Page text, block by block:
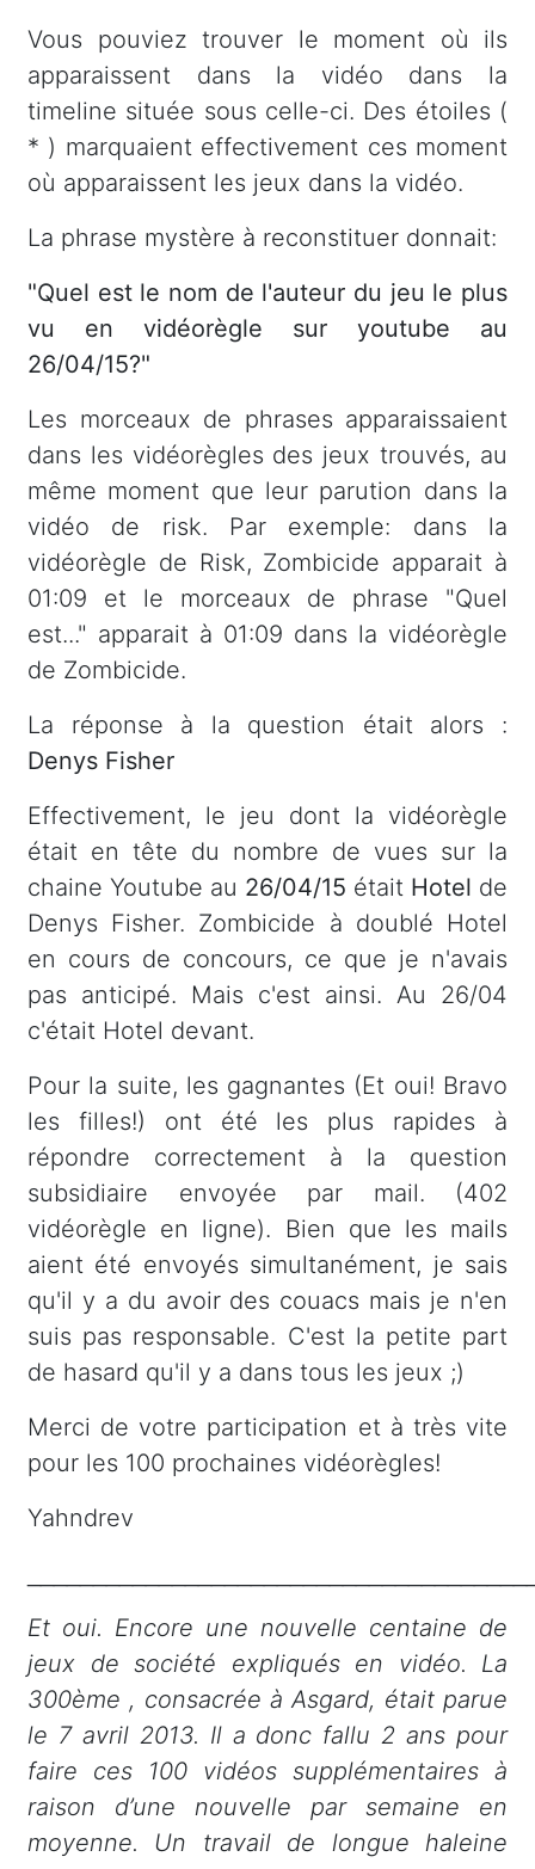
Vous pouviez trouver le moment où ils
apparaissent dans la vidéo dans la
timeline située sous celle-ci. Des étoiles (
* ) marquaient effectivement ces moment
où apparaissent les jeux dans la vidéo.
La phrase mystère à reconstituer donnait:
"Quel est le nom de l'auteur du jeu le plus
vu en vidéorègle sur youtube au
26/04/15?"
Les morceaux de phrases apparaissaient
dans les vidéorègles des jeux trouvés, au
même moment que leur parution dans la
vidéo de risk. Par exemple: dans la
vidéorègle de Risk, Zombicide apparait à
01:09 et le morceaux de phrase "Quel
est..." apparait à 01:09 dans la vidéorègle
de Zombicide.
La réponse à la question était alors :
Denys Fisher
Effectivement, le jeu dont la vidéorègle
était en tête du nombre de vues sur la
chaine Youtube au 26/04/15 était Hotel de
Denys Fisher. Zombicide à doublé Hotel
en cours de concours, ce que je n'avais
pas anticipé. Mais c'est ainsi. Au 26/04
c'était Hotel devant.
Pour la suite, les gagnantes (Et oui! Bravo
les filles!) ont été les plus rapides à
répondre correctement à la question
subsidiaire envoyée par mail. (402
vidéorègle en ligne). Bien que les mails
aient été envoyés simultanément, je sais
qu'il y a du avoir des couacs mais je n'en
suis pas responsable. C'est la petite part
de hasard qu'il y a dans tous les jeux ;)
Merci de votre participation et à très vite
pour les 100 prochaines vidéorègles!
Yahndrev
Et oui. Encore une nouvelle centaine de
jeux de société expliqués en vidéo. La
300ème , consacrée à Asgard, était parue
le 7 avril 2013. Il a donc fallu 2 ans pour
faire ces 100 vidéos supplémentaires à
raison d’une nouvelle par semaine en
moyenne. Un travail de longue haleine